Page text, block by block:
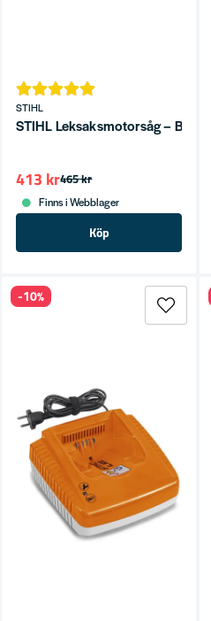
STIHL
STIHL Leksaksmotorsåg –
465 kr
413 kr
Finns i Webblager
Köp
-10%